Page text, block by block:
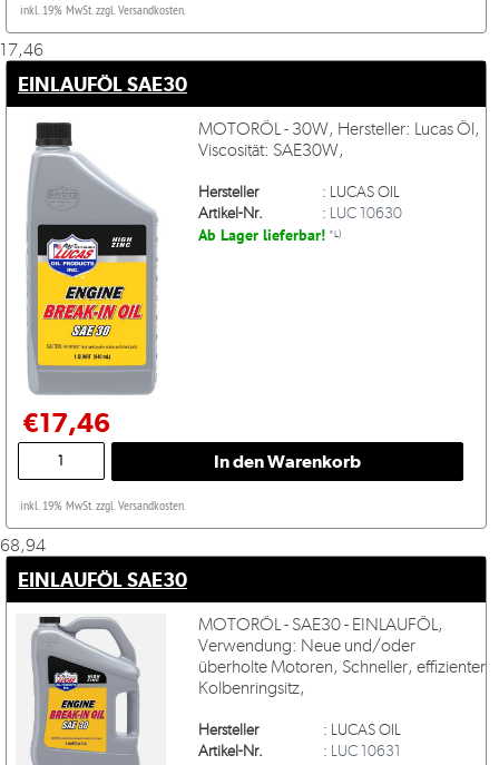
inkl. 19% MwSt. zzgl. Versandkosten.
17,46
EINLAUFÖL SAE30
MOTORÖL - 30W, Hersteller: Lucas Öl,
Viscosität: SAE30W,
Hersteller : LUCAS OIL
Artikel-Nr.
: LUC 10630
Ab Lager lieferbar! *L)
€17,46
inkl. 19% MwSt. zzgl. Versandkosten.
68,94
EINLAUFÖL SAE30
MOTORÖL - SAE30 - EINLAUFÖL,
Verwendung: Neue und/oder
überholte Motoren, Schneller, effizienter
Kolbenringsitz,
Hersteller : LUCAS OIL
Artikel-Nr.
: LUC 10631